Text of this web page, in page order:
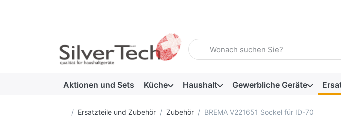
Geben Sie einen Suchbegriff ein.
Aktionen und Sets Küche Haushalt Gewerbliche Geräte
Startseite
Ersatzteile und Zubehör Zubehör BREMA V221651 Sockel für ID-70